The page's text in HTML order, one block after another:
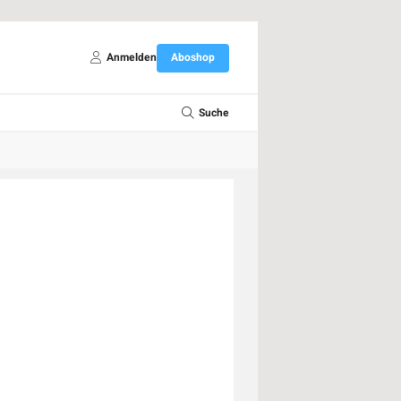
Anmelden Aboshop
Suche